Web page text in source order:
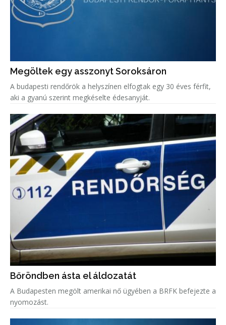
Megöltek egy asszonyt Soroksáron
A budapesti rendőrök a helyszínen elfogtak egy 30 éves férfit,
aki a gyanú szerint megkéselte édesanyját.
Bőröndben ásta el áldozatát
A Budapesten megölt amerikai nő ügyében a BRFK befejezte a
nyomozást.